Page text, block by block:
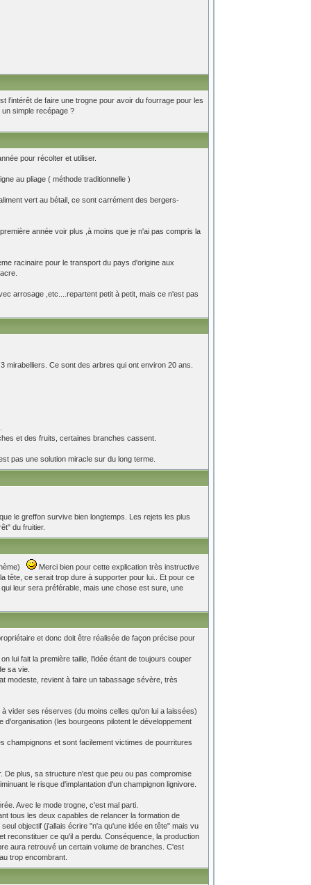
l’intérêt de faire une trogne pour avoir du fourrage pour les
simple recépage ?
pour récolter et utiliser.
au pliage ( méthode traditionnelle )
vert au bétail, ce sont carrément des bergers-
année voir plus ,à moins que je n'ai pas compris la
racinaire pour le transport du pays d'origine aux
arrosage ,etc....repartent petit à petit, mais ce n'est pas
Ce sont des arbres qui ont environ 20 ans.
et des fruits, certaines branches cassent.
pas une solution miracle sur du long terme.
le greffon survive bien longtemps. Les rejets les plus
du fruitier.
Merci bien pour cette explication très instructive
tête, ce serait trop dure à supporter pour lui.. Et pour ce
leur sera préférable, mais une chose est sure, une
et donc doit être réalisée de façon précise pour
lui fait la première taille, l'idée étant de toujours couper
sa vie.
modeste, revient à faire un tabassage sévère, très
vider ses réserves (du moins celles qu'on lui a laissées)
(les bourgeons pilotent le développement
champignons et sont facilement victimes de pourritures
De plus, sa structure n'est que peu ou pas compromise
le risque d'implantation d'un champignon lignivore.
Avec le mode trogne, c'est mal parti.
tous les deux capables de relancer la formation de
objectif (j'allais écrire "n'a qu'une idée en tête" mais vu
reconstituer ce qu'il a perdu. Conséquence, la production
aura retrouvé un certain volume de branches. C'est
trop encombrant.